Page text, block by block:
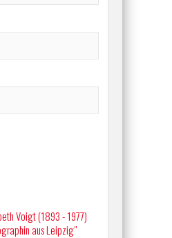
Voigt (1893 - 1977)
aus Leipzig"